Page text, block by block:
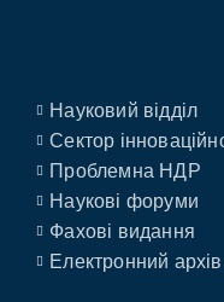
Науковий відділ
Сектор
Проблемна НДР
Наукові форуми
Фахові видання
Електронний архів